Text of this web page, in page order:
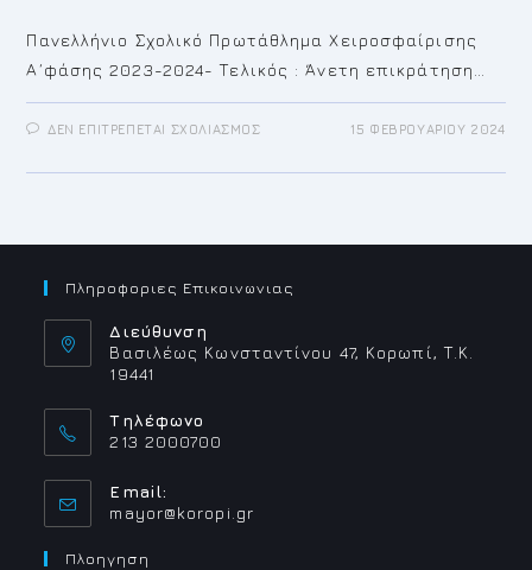
Πανελλήνιο Σχολικό Πρωτάθλημα Χειροσφαίρισης
Α΄φάσης 2023-2024- Τελικός : Άνετη επικράτηση…
ΔΕΝ ΕΠΙΤΡΈΠΕΤΑΙ ΣΧΟΛΙΑΣΜΌΣΣΤΟ
ΠΡΩΤΑΘΛΗΜΑ
ΚΟΡΩΠΙΟΥ
15 ΦΕΒΡΟΥΑΡΊΟΥ 2024
Πληροφοριες Επικοινωνιας
Διεύθυνση
Βασιλέως Κωνσταντίνου 47, Κορωπί, Τ.Κ.
19441
Τηλέφωνο
213 2000700
Email:
mayor@koropi.grOpens
Πλοηγηση